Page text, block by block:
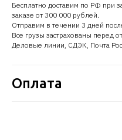
Бесплатно доставим по РФ при
заказе от 300 000 рублей.
Отправим в течении 3 дней
Все грузы застрахованы перед
Деловые линии, СДЭК, Почта
Оплата